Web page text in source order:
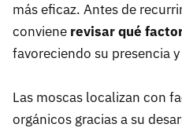
más eficaz. Antes de
conviene revisar qué
favoreciendo su presencia
Las moscas localizan con
orgánicos gracias a su